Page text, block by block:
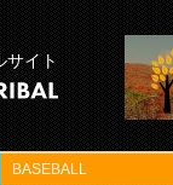
サイト
BASEBALL